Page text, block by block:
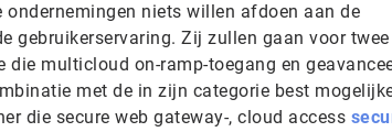
niets willen afdoen aan de
gebruikerservaring. Zij zullen gaan voor twee
die multicloud on-ramp-toegang en
met de in zijn categorie best
die secure web gateway-, cloud access